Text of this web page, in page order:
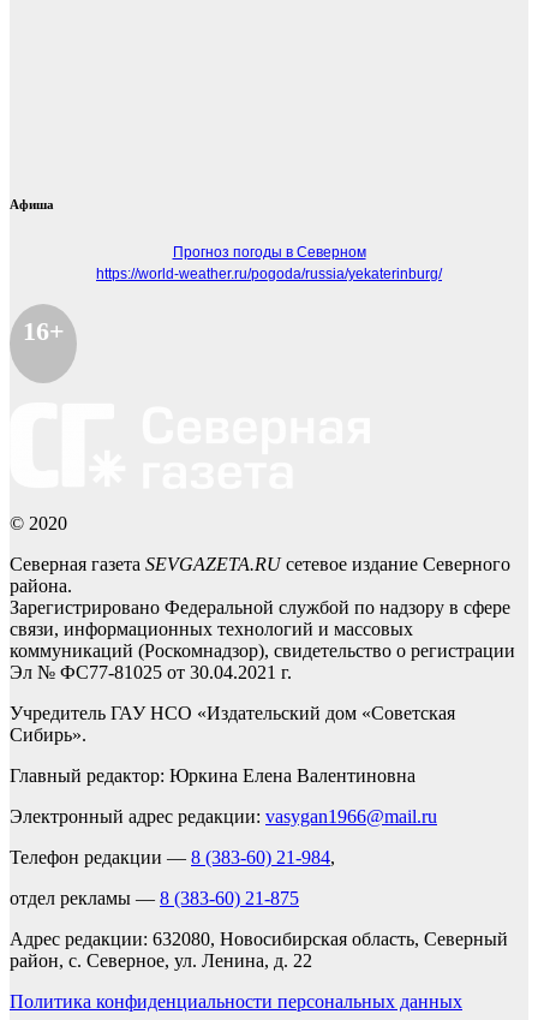
Афиша
Прогноз погоды в Северном
https://world-weather.ru/pogoda/russia/yekaterinburg/
16+
© 2020
Северная газета SEVGAZETA.RUсетевое издание Северного
района.
Зарегистрировано Федеральной службой по надзору в сфере
связи, информационных технологий и массовых
коммуникаций (Роскомнадзор), свидетельство о регистрации
Эл № ФС77-81025 от 30.04.2021 г.
Учредитель ГАУ НСО «Издательский дом «Советская
Сибирь».
Главный редактор: Юркина Елена Валентиновна
Электронный адрес редакции: vasygan1966@mail.ru
Телефон редакции — 8 (383-60) 21-984,
отдел рекламы — 8 (383-60) 21-875
Адрес редакции: 632080, Новосибирская область, Северный
район, с. Северное, ул. Ленина, д. 22
Политика конфиденциальности персональных данных